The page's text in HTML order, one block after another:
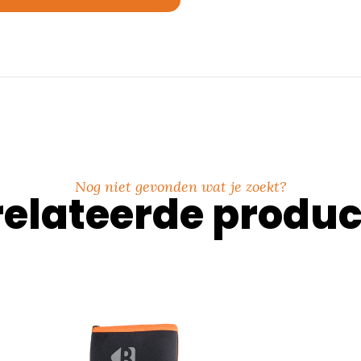
Nog niet gevonden wat je zoekt?